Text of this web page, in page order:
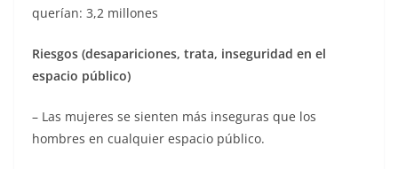
querían: 3,2 millones
Riesgos (desapariciones, trata, inseguridad en el
espacio público)
– Las mujeres se sienten más inseguras que los
hombres en cualquier espacio público.